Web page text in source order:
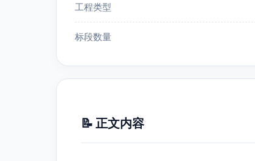
工程类型
标段数量
📝 正文内容